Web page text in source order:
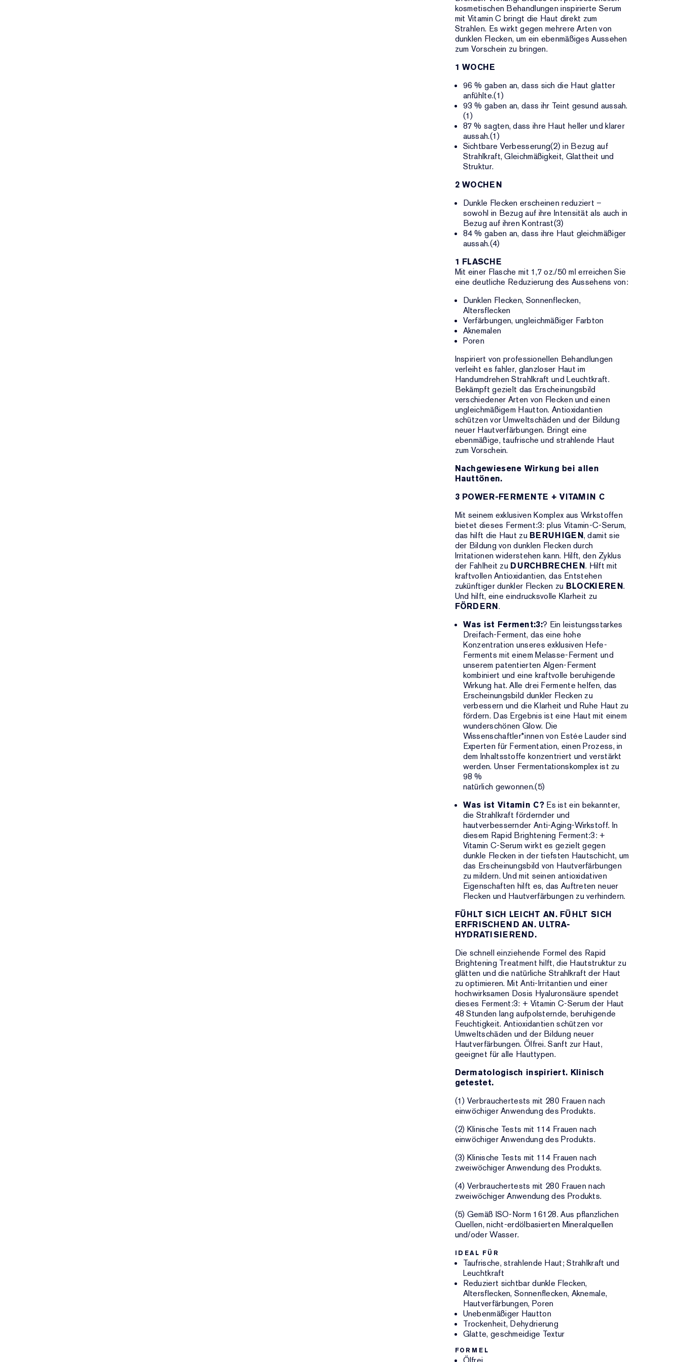
kosmetischen Behandlungen inspirierte Serum
mit Vitamin C bringt die Haut direkt zum
Strahlen. Es wirkt gegen mehrere Arten von
dunklen Flecken, um ein ebenmäßiges Aussehen
zum Vorschein zu bringen.
1 WOCHE
96 % gaben an, dass sich die Haut glatter
anfühlte.(1)
93 % gaben an, dass ihr Teint gesund aussah.
(1)
87 % sagten, dass ihre Haut heller und klarer
aussah.(1)
Sichtbare Verbesserung(2) in Bezug auf
Strahlkraft, Gleichmäßigkeit, Glattheit und
Struktur.
2 WOCHEN
Dunkle Flecken erscheinen reduziert –
sowohl in Bezug auf ihre Intensität als auch in
Bezug auf ihren Kontrast(3)
84 % gaben an, dass ihre Haut gleichmäßiger
aussah.(4)
1 FLASCHE
Mit einer Flasche mit 1,7 oz./50 ml erreichen Sie
eine deutliche Reduzierung des Aussehens von:
Dunklen Flecken, Sonnenflecken,
Altersflecken
Verfärbungen, ungleichmäßiger Farbton
Aknemalen
Poren
Inspiriert von professionellen Behandlungen
verleiht es fahler, glanzloser Haut im
Handumdrehen Strahlkraft und Leuchtkraft.
Bekämpft gezielt das Erscheinungsbild
verschiedener Arten von Flecken und einen
ungleichmäßigem Hautton. Antioxidantien
schützen vor Umweltschäden und der Bildung
neuer Hautverfärbungen. Bringt eine
ebenmäßige, taufrische und strahlende Haut
zum Vorschein.
Nachgewiesene Wirkung bei allen
Hauttönen.
3 POWER-FERMENTE + VITAMIN C
Mit seinem exklusiven Komplex aus Wirkstoffen
bietet dieses Ferment:3: plus Vitamin-C-Serum,
das hilft die Haut zu BERUHIGEN, damit sie
der Bildung von dunklen Flecken durch
Irritationen widerstehen kann. Hilft, den Zyklus
der Fahlheit zu DURCHBRECHEN. Hilft mit
kraftvollen Antioxidantien, das Entstehen
zukünftiger dunkler Flecken zu BLOCKIEREN.
Und hilft, eine eindrucksvolle Klarheit zu
FÖRDERN.
Was ist Ferment:3:? Ein leistungsstarkes
Dreifach-Ferment, das eine hohe
Konzentration unseres exklusiven Hefe-
Ferments mit einem Melasse-Ferment und
unserem patentierten Algen-Ferment
kombiniert und eine kraftvolle beruhigende
Wirkung hat. Alle drei Fermente helfen, das
Erscheinungsbild dunkler Flecken zu
verbessern und die Klarheit und Ruhe Haut zu
fördern. Das Ergebnis ist eine Haut mit einem
wunderschönen Glow. Die
Wissenschaftler*innen von Estée Lauder sind
Experten für Fermentation, einen Prozess, in
dem Inhaltsstoffe konzentriert und verstärkt
werden. Unser Fermentationskomplex ist zu
98 %
natürlich gewonnen.(5)
Was ist Vitamin C?Es ist ein bekannter,
die Strahlkraft fördernder und
hautverbessernder Anti-Aging-Wirkstoff. In
diesem Rapid Brightening Ferment:3: +
Vitamin C-Serum wirkt es gezielt gegen
dunkle Flecken in der tiefsten Hautschicht, um
das Erscheinungsbild von Hautverfärbungen
zu mildern. Und mit seinen antioxidativen
Eigenschaften hilft es, das Auftreten neuer
Flecken und Hautverfärbungen zu verhindern.
FÜHLT SICH LEICHT AN. FÜHLT SICH
ERFRISCHEND AN. ULTRA-
HYDRATISIEREND.
Die schnell einziehende Formel des Rapid
Brightening Treatment hilft, die Hautstruktur zu
glätten und die natürliche Strahlkraft der Haut
zu optimieren. Mit Anti-Irritantien und einer
hochwirksamen Dosis Hyaluronsäure spendet
dieses Ferment:3: + Vitamin C-Serum der Haut
48 Stunden lang aufpolsternde, beruhigende
Feuchtigkeit. Antioxidantien schützen vor
Umweltschäden und der Bildung neuer
Hautverfärbungen. Ölfrei. Sanft zur Haut,
geeignet für alle Hauttypen.
Dermatologisch inspiriert. Klinisch
getestet.
(1) Verbrauchertests mit 280 Frauen nach
einwöchiger Anwendung des Produkts.
(2) Klinische Tests mit 114 Frauen nach
einwöchiger Anwendung des Produkts.
(3) Klinische Tests mit 114 Frauen nach
zweiwöchiger Anwendung des Produkts.
(4) Verbrauchertests mit 280 Frauen nach
zweiwöchiger Anwendung des Produkts.
(5) Gemäß ISO-Norm 16128. Aus pflanzlichen
Quellen, nicht-erdölbasierten Mineralquellen
und/oder Wasser.
IDEAL FÜR
Taufrische, strahlende Haut; Strahlkraft und
Leuchtkraft
Reduziert sichtbar dunkle Flecken,
Altersflecken, Sonnenflecken, Aknemale,
Hautverfärbungen, Poren
Unebenmäßiger Hautton
Trockenheit, Dehydrierung
Glatte, geschmeidige Textur
FORMEL